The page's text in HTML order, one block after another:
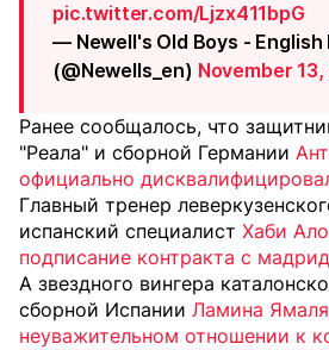
pic.twitter.com/Ljzx411bpG
— Newell's Old Boys - English
(@Newells_en) November
Ранее сообщалось, что
"Реала" и сборной Германии
официально
Главный тренер
испанский специалист Хаби
подписание контракта с
А звездного вингера
сборной Испании Ламина
неуважительном отношении к